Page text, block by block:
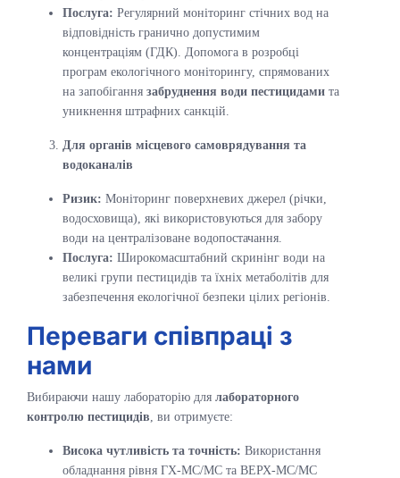
Послуга: Регулярний моніторинг стічних вод на
відповідність гранично допустимим
концентраціям (ГДК). Допомога в розробці
програм екологічного моніторингу, спрямованих
на запобігання забруднення води пестицидами та
уникнення штрафних санкцій.
Для органів місцевого самоврядування та
водоканалів
Ризик: Моніторинг поверхневих джерел (річки,
водосховища), які використовуються для забору
води на централізоване водопостачання.
Послуга: Широкомасштабний скринінг води на
великі групи пестицидів та їхніх метаболітів для
забезпечення екологічної безпеки цілих регіонів.
Переваги співпраці з
нами
Вибираючи нашу лабораторію для лабораторного
контролю пестицидів , ви отримуєте:
Висока чутливість та точність: Використання
обладнання рівня ГХ-МС/МС та ВЕРХ-МС/МС